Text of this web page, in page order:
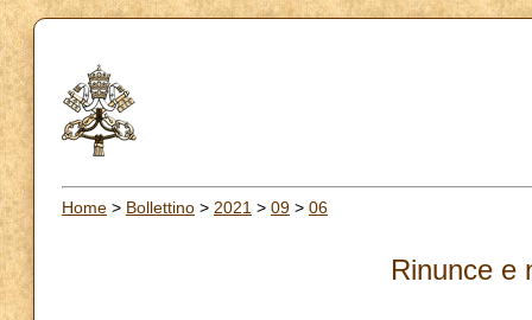
Home > Bollettino > 2021 > 09 > 06
Rinunce e